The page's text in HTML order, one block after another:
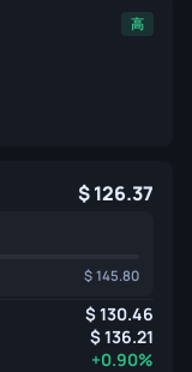
高
126.37
145.80
130.46
136.21
+0.90%